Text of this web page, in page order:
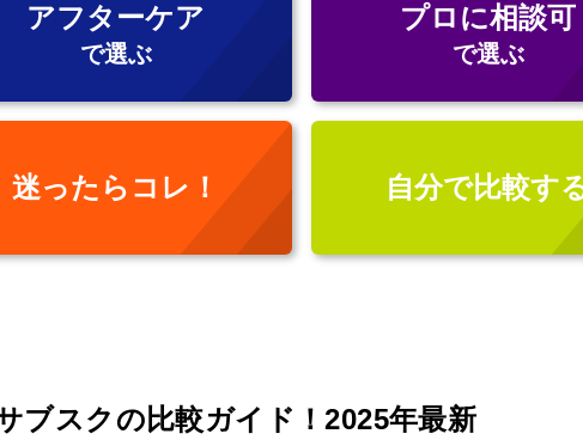
アフターケア
で選ぶ
プロに相談可
で選ぶ
迷ったらコレ！ 自分で比較す
ブスクの比較ガイド！2025年最新